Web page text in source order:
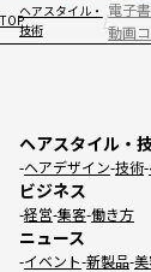
TOP
ヘアスタイル・
技術
電子
動画
ヘアスタイル・
ヘアデザイン 技術
ビジネス
経営 集客 働き方
ニュース
イベント 新製品